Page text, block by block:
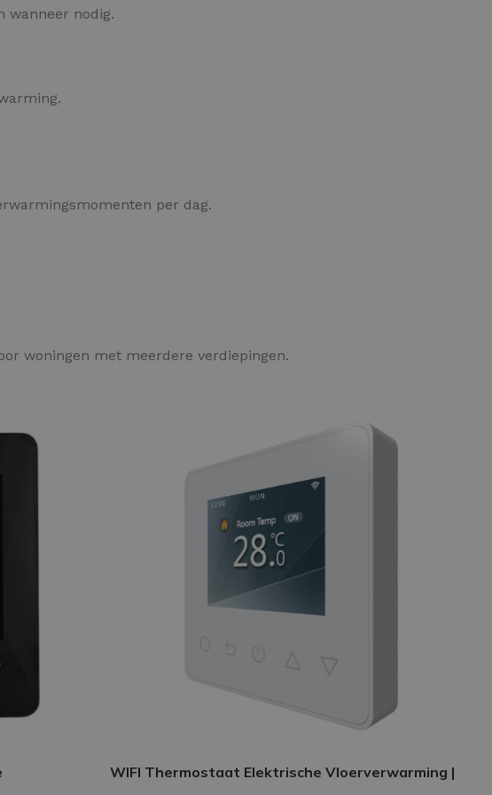
wanneer nodig.
per dag.
woningen met meerdere verdiepingen.
WIFI Thermostaat Elektrische Vloerverwarming |